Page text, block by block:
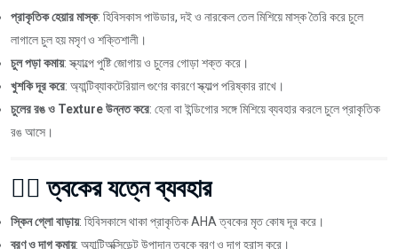
প্রাকৃতিক হেয়ার মাস্ক: হিবিসকাস পাউডার, দই ও নারকেল তেল মিশিয়ে মাস্ক তৈরি করে চুলে
লাগালে চুল হয় মসৃণ ও শক্তিশালী।
চুল পড়া কমায়: স্ক্যাল্পে পুষ্টি জোগায় ও চুলের গোড়া শক্ত করে।
খুশকি দূর করে: অ্যান্টিব্যাকটেরিয়াল গুণের কারণে স্ক্যাল্প পরিষ্কার রাখে।
চুলের রঙ ও Texture উন্নত করে: হেনা বা ইন্ডিগোর সঙ্গে মিশিয়ে ব্যবহার করলে চুলে প্রাকৃতিক
রঙ আসে।
💆‍♀️ ত্বকের যত্নে ব্যবহার
স্কিন গ্লো বাড়ায়: হিবিসকাসে থাকা প্রাকৃতিক AHA ত্বকের মৃত কোষ দূর করে।
ব্রণ ও দাগ কমায়: অ্যান্টিঅক্সিডেন্ট উপাদান ত্বকে ব্রণ ও দাগ হ্রাস করে।